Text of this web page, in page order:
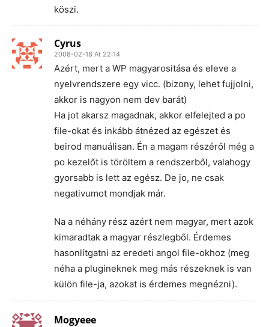
köszi.
Cyrus
2008-02-18 At 22:14
Azért, mert a WP magyarositása és eleve a
nyelvrendszere egy vicc. (bizony, lehet fujjolni,
akkor is nagyon nem dev barát)
Ha jot akarsz magadnak, akkor elfelejted a po
file-okat és inkább átnézed az egészet és
beirod manuálisan. Én a magam részéről még a
po kezelőt is töröltem a rendszerből, valahogy
gyorsabb is lett az egész. De jo, ne csak
negativumot mondjak már.
Na a néhány rész azért nem magyar, mert azok
kimaradtak a magyar részlegből. Érdemes
hasonlítgatni az eredeti angol file-okhoz (meg
néha a plugineknek meg más részeknek is van
külön file-ja, azokat is érdemes megnézni).
Mogyeee